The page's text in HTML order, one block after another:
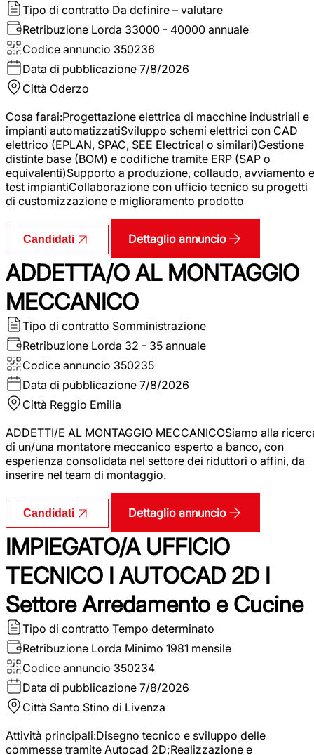
Tipo di contratto Da definire – valutare
Retribuzione Lorda 33000 - 40000 annuale
Codice annuncio 350236
Data di pubblicazione 7/8/2026
Città Oderzo
Cosa farai:Progettazione elettrica di macchine industriali e
impianti automatizzatiSviluppo schemi elettrici con CAD
elettrico (EPLAN, SPAC, SEE Electrical o similari)Gestione
distinte base (BOM) e codifiche tramite ERP (SAP o
equivalenti)Supporto a produzione, collaudo, avviamento e
test impiantiCollaborazione con ufficio tecnico su progetti
di customizzazione e miglioramento prodotto
Candidati Dettaglio annuncio
ADDETTA/O AL MONTAGGIO
MECCANICO
Tipo di contratto Somministrazione
Retribuzione Lorda 32 - 35 annuale
Codice annuncio 350235
Data di pubblicazione 7/8/2026
Città Reggio Emilia
ADDETTI/E AL MONTAGGIO MECCANICOSiamo alla
di un/una montatore meccanico esperto a banco, con
esperienza consolidata nel settore dei riduttori o affini, da
inserire nel team di montaggio.
Candidati Dettaglio annuncio
IMPIEGATO/A UFFICIO
TECNICO I AUTOCAD 2D I
Settore Arredamento e Cucine
Tipo di contratto Tempo determinato
Retribuzione Lorda Minimo 1981 mensile
Codice annuncio 350234
Data di pubblicazione 7/8/2026
Città Santo Stino di Livenza
Attività principali:Disegno tecnico e sviluppo delle
commesse tramite Autocad 2D;Realizzazione e